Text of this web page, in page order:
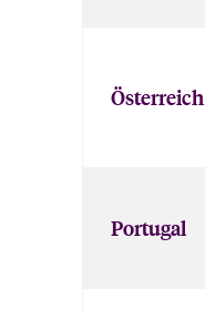
Österreich
Portugal